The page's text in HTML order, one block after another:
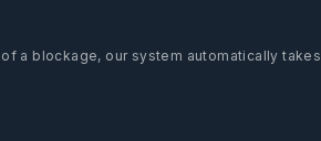
a blockage, our system automatically takes